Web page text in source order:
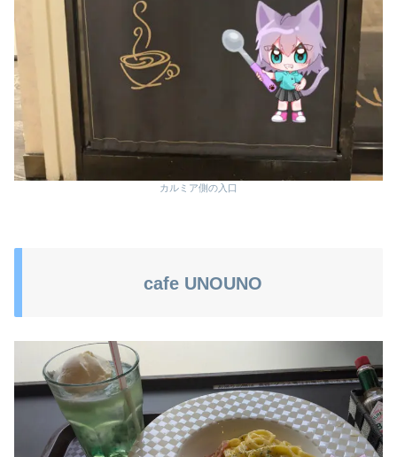
カルミア側の入口
cafe UNOUNO